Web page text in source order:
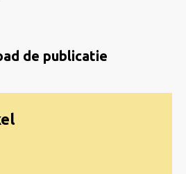
de publicatie